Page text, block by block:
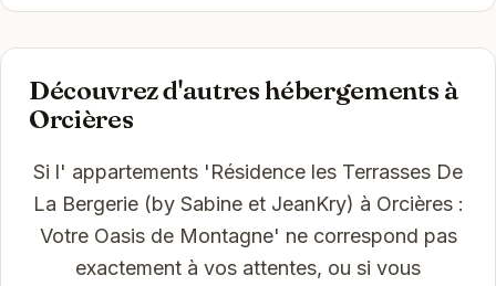
Découvrez d'autres hébergements à
Orcières
Si l' appartements 'Résidence les Terrasses De
La Bergerie (by Sabine et JeanKry) à Orcières :
Votre Oasis de Montagne' ne correspond pas
exactement à vos attentes, ou si vous